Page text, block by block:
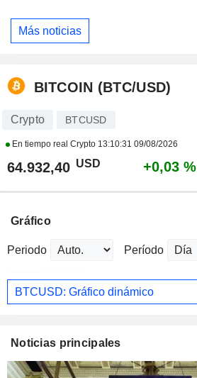
Más noticias
BITCOIN (BTC/USD)
Crypto BTCUSD
En tiempo real Crypto 13:10:31 09/08/2026
64.932,40 USD +0,03 %
Gráfico
Periodo Período
BTCUSD: Gráfico dinámico
Noticias principales